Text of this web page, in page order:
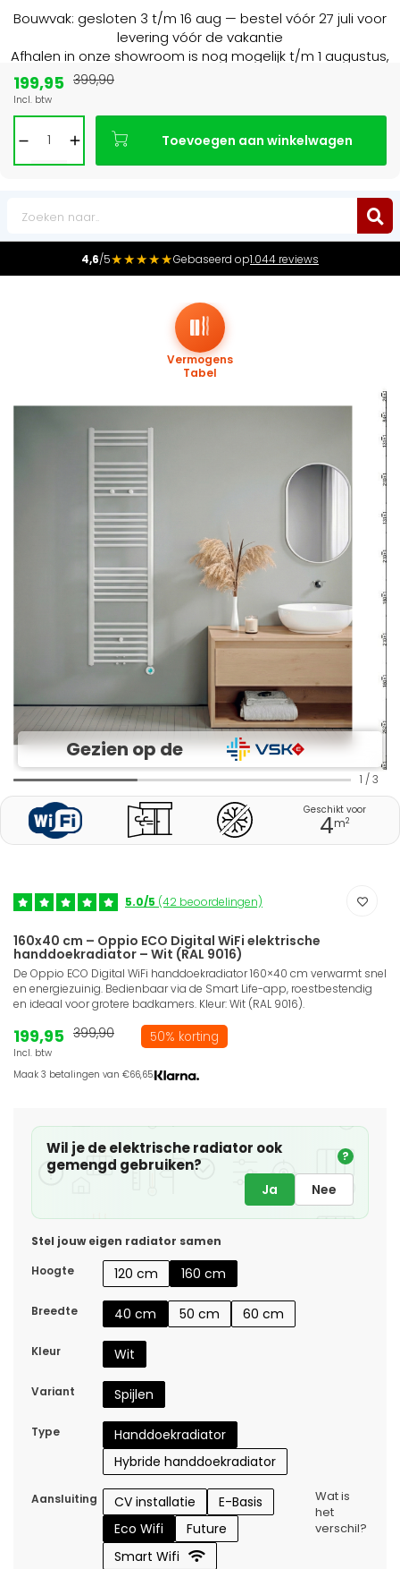
Bouwvak: gesloten 3 t/m 16 aug — bestel vóór 27 juli voor
levering vóór de vakantie
Afhalen in onze showroom is nog mogelijk t/m 1 augustus,
4,6/5★★★★★Gebaseerd op1.044 reviews
Gezien op de
Vermogens
Tabel
1 / 3
Geschikt voor
4m2
5.0/5 (42 beoordelingen)
160x40 cm – Oppio ECO Digital WiFi elektrische
handdoekradiator – Wit (RAL 9016)
De Oppio ECO Digital WiFi handdoekradiator 160×40 cm verwarmt snel
en energiezuinig. Bedienbaar via de Smart Life-app, roestbestendig
en ideaal voor grotere badkamers. Kleur: Wit (RAL 9016).
199,95
Incl. btw
399,90 50% korting
Maak 3 betalingen van €66,65.
Wil je de elektrische radiator ook
gemengd gebruiken?
?
Ja Nee
Stel jouw eigen radiator samen
Hoogte
120 cm 160 cm
Breedte 40 cm 50 cm 60 cm
Kleur Wit
Variant Spijlen
Type
Handdoekradiator
Hybride handdoekradiator
Aansluiting CV installatie
E-Basis
Eco Wifi
Future
Smart Wifi
Wat is
het
verschil?
199,95
Incl. btw
399,90
Toevoegen aan winkelwagen